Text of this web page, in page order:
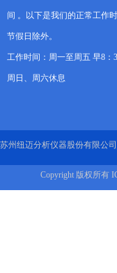
间 。以下是我们的正常工作
节假日除外。
工作时间：周一至周五 早8：
周日、周六休息
苏州纽迈分析仪器股份有限公
Copyright 版权所有